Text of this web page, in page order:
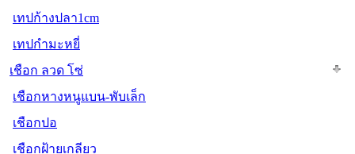
เทปก้างปลา1cm
เทปกำมะหยี่
เชือก ลวด โซ่
เชือกหางหนูแบน-พับเล็ก
เชือกปอ
เชือกฝ้ายเกลียว